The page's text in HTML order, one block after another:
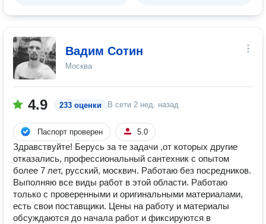
Вадим Сотин
Москва
4.9 233 оценки В сети 2 нед. назад
Паспорт проверен 5.0
Здравствуйте! Берусь за те задачи ,от которых другие
отказались, профессиональный сантехник с опытом
более 7 лет, русский, москвич. Работаю без посредников.
Выполняю все виды работ в этой области. Работаю
только с проверенными и оригинальными материалами,
есть свои поставщики. Цены на работу и материалы
обсуждаются до начала работ и фиксируются в